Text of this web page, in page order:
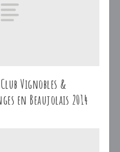
Vignobles &
en Beaujolais 2014